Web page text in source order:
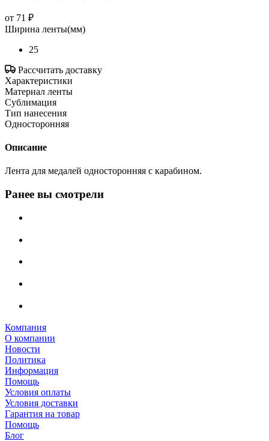
от 71 ₽
Ширина ленты(мм)
25
Рассчитать доставку
Характеристики
Материал ленты
Сублимация
Тип нанесения
Односторонняя
Описание
Лента для медалей односторонняя с карабином.
Ранее вы смотрели
Компания
О компании
Новости
Политика
Информация
Помощь
Условия оплаты
Условия доставки
Гарантия на товар
Помощь
Блог